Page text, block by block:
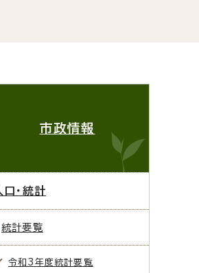
市政情報
口・統計
統計要覧
令和3年度統計要覧